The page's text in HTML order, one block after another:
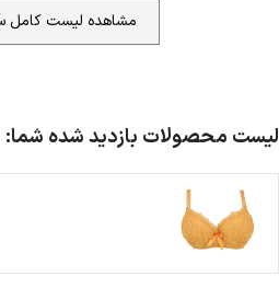
مشاهده لیست کامل
لیست محصولات بازدید شده شما: